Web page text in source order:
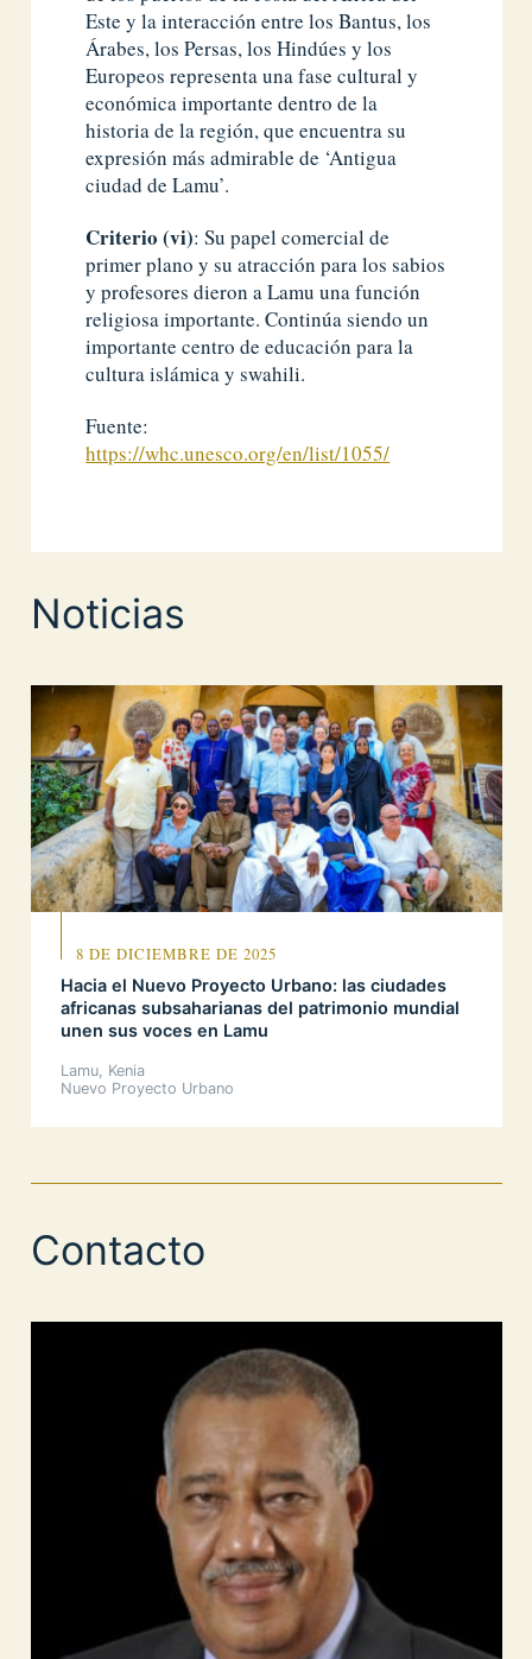
Este y la interacción entre los Bantus, los
Árabes, los Persas, los Hindúes y los
Europeos representa una fase cultural y
económica importante dentro de la
historia de la región, que encuentra su
expresión más admirable de ‘Antigua
ciudad de Lamu’.
Criterio (vi): Su papel comercial de
primer plano y su atracción para los sabios
y profesores dieron a Lamu una función
religiosa importante. Continúa siendo un
importante centro de educación para la
cultura islámica y swahili.
Fuente:
https://whc.unesco.org/en/list/1055/
Noticias
8 DE DICIEMBRE DE 2025
Hacia el Nuevo Proyecto Urbano: las ciudades
africanas subsaharianas del patrimonio mundial
unen sus voces en Lamu
Lamu, Kenia
Nuevo Proyecto Urbano
Contacto